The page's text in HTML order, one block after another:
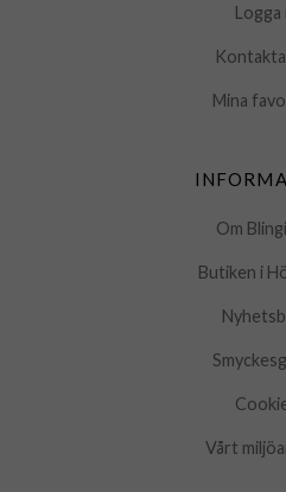
Logga
Mina
Om
Butiken i
Vårt